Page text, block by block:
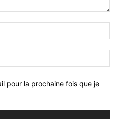
pour la prochaine fois que je